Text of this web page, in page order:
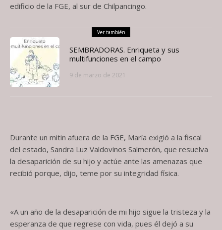
edificio de la FGE, al sur de Chilpancingo.
Ver también
SEMBRADORAS. Enriqueta y sus
multifunciones en el campo
9 de marzo de 2021
Durante un mitin afuera de la FGE, María exigió a la fiscal
del estado, Sandra Luz Valdovinos Salmerón, que resuelva
la desaparición de su hijo y actúe ante las amenazas que
recibió porque, dijo, teme por su integridad física.
«A un año de la desaparición de mi hijo sigue la tristeza y la
esperanza de que regrese con vida, pues él dejó a su